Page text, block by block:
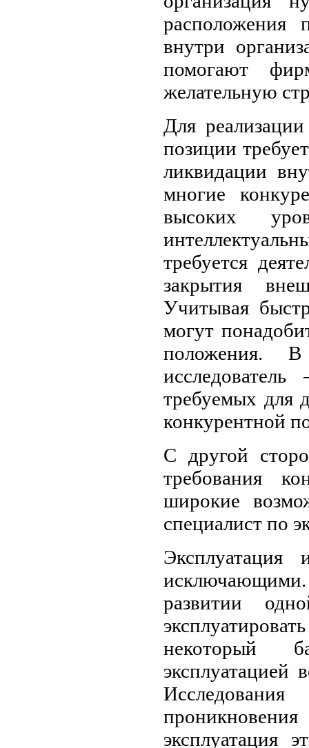
расположения
внутри
помогают
желательную
Для
позиции
ликвидации
многие
высоких
требуется
закрытия
Учитывая
могут
положения.
требуемых для
конкурентной
С другой
требования
широкие
специалист по
Эксплуатация
развитии
некоторый
эксплуатацией
эксплуатация